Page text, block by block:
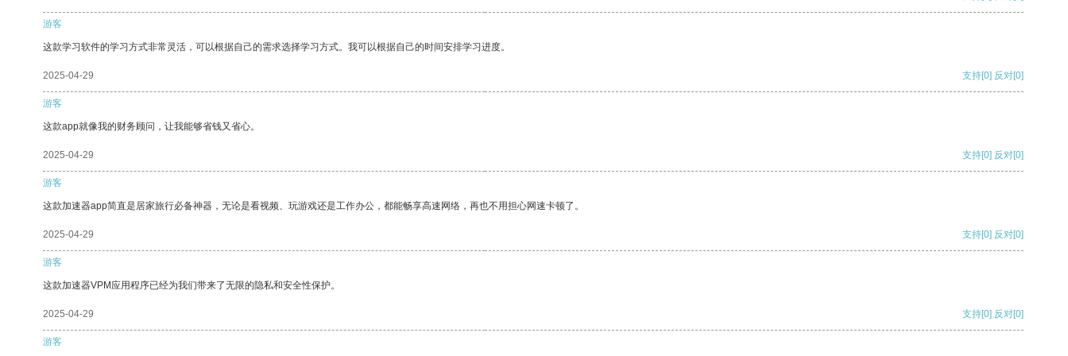
游客
这款学习软件的学习方式非常灵活，可以根据自己的需求选择学习方式。我可以根据自己的时间安排学习进度。
2025-04-29 支持[0] 反对[0]
游客
这款app就像我的财务顾问，让我能够省钱又省心。
2025-04-29 支持[0] 反对[0]
游客
这款加速器app简直是居家旅行必备神器，无论是看视频、玩游戏还是工作办公，都能畅享高速网络，再也不用担心网速卡顿了。
2025-04-29 支持[0] 反对[0]
游客
这款加速器VPM应用程序已经为我们带来了无限的隐私和安全性保护。
2025-04-29 支持[0] 反对[0]
游客